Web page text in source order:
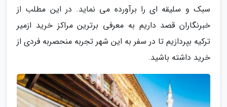
سبک و سلیقه ای را برآورده می نماید. در این مطلب از
خبرنگاران قصد داریم به معرفی برترین مراکز خرید ازمیر
ترکیه بپردازیم تا در سفر به این شهر تجربه منحصربه فردی از
خرید داشته باشید.